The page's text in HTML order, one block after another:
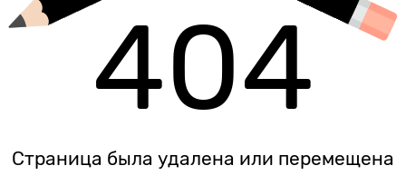
404
Страница была удалена или перемещена